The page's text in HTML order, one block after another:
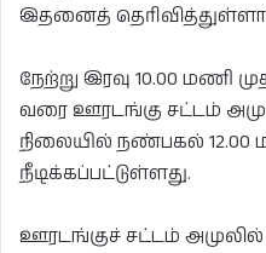
இதனைத்
நேற்று இரவு 10.00 மணி
வரை ஊரடங்கு சட்டம்
நிலையில் நண்பகல்
நீடிக்கப்பட்டுள்ளது.
ஊரடங்குச் சட்டம் அமுலில்